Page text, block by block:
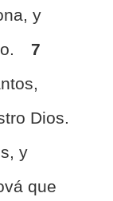
y
7
Dios.
y
que